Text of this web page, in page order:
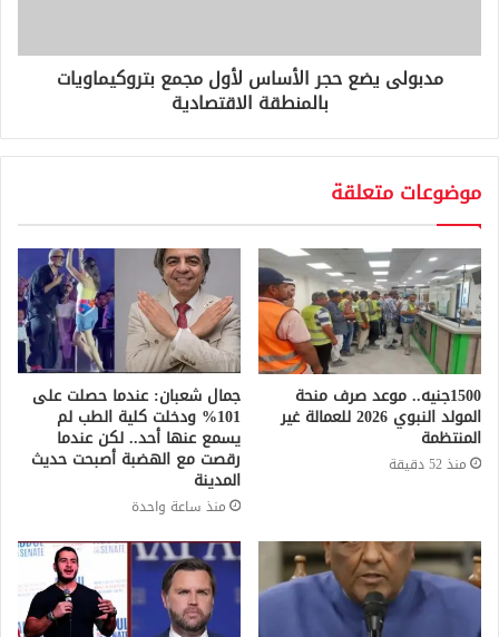
مدبولى يضع حجر الأساس لأول مجمع بتروكيماويات
بالمنطقة الاقتصادية
موضوعات متعلقة
1500جنيه.. موعد صرف منحة
المولد النبوي 2026 للعمالة غير
المنتظمة
منذ 52 دقيقة
جمال شعبان: عندما حصلت على
101% ودخلت كلية الطب لم
يسمع عنها أحد.. لكن عندما
رقصت مع الهضبة أصبحت حديث
المدينة
منذ ساعة واحدة